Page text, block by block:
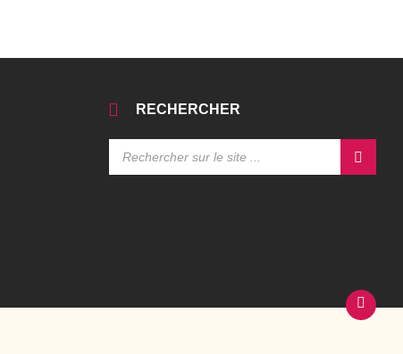
RECHERCHER